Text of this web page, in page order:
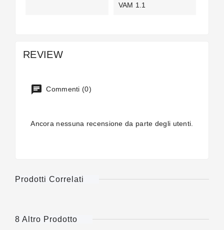
VAM 1.1
REVIEW
Commenti (0)
Ancora nessuna recensione da parte degli utenti.
Prodotti Correlati
8 Altro Prodotto